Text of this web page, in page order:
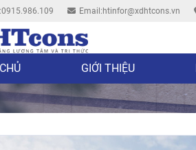
Email:htinfor@xdhtcons.vn
GIỚI THIỆU